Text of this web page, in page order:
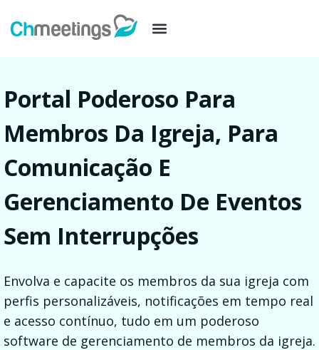
Portal Poderoso Para
Membros Da Igreja, Para
Comunicação E
Gerenciamento De Eventos
Sem Interrupções
Envolva e capacite os membros da sua igreja com
perfis personalizáveis, notificações em tempo real
e acesso contínuo, tudo em um poderoso
software de gerenciamento de membros da igreja.